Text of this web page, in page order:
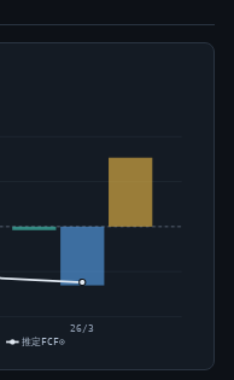
26/3
推定FCF⊙